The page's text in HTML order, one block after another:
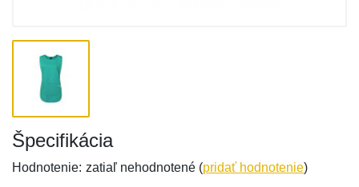
Špecifikácia
Hodnotenie: zatiaľ nehodnotené (pridať hodnotenie)